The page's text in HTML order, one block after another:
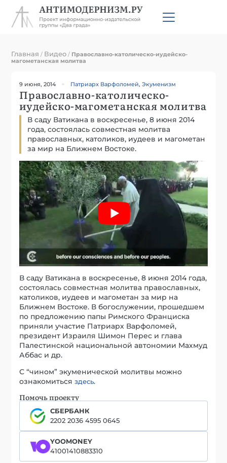
Главная / Видео / Православно-католическо-иудейско-
магометанская молитва
9 июня, 2014 Патриарх Варфоломей,Экуменизм
Православно-католическо-
иудейско-магометанская молитва
В саду Ватикана в воскресенье, 8 июня 2014
года, состоялась совместная молитва
православных, католиков, иудеев и магометан
за мир на Ближнем Востоке.
В саду Ватикана в воскресенье, 8 июня 2014 года,
состоялась совместная молитва православных,
католиков, иудеев и магометан за мир на
Ближнем Востоке. В богослужении, прошедшем
по предложению папы Римского Франциска
приняли участие Патриарх Варфоломей,
президент Израиля Шимон Перес и глава
Палестинской национальной автономии Махмуд
Аббас и др.
С “чином” экуменической молитвы можно
ознакомитьсяздесь.
Помочь проекту
СБЕРБАНК
2202 2036 4595 0645
YOOMONEY
41001410883310